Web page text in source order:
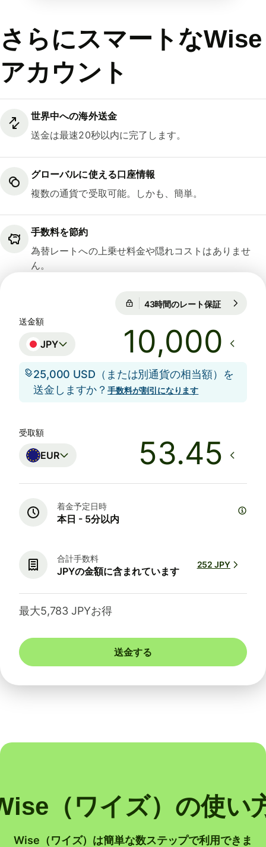
さらにスマートなWise
アカウント
世界中への海外送金
送金は最速20秒以内に完了します。
グローバルに使える口座情報
複数の通貨で受取可能。しかも、簡単。
手数料を節約
為替レートへの上乗せ料金や隠れコストはありませ
ん。
43時間のレート保証
送金額
JPY
25,000 USD（または別通貨の相当額）を
送金しますか？手数料が割引になります
受取額
EUR
着金予定日時
本日 - 5分以内
合計手数料
JPYの金額に含まれています
252 JPY
最大5,783 JPYお得
送金する
（ワイズ）の使い
Wise（ワイズ）は簡単な数ステップで利用できま